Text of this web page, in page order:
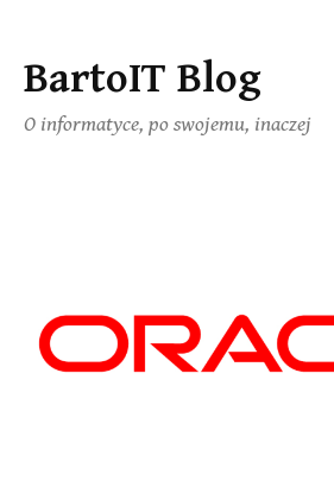
Skip
content
BartoIT Blog
O informatyce, po swojemu, inaczej